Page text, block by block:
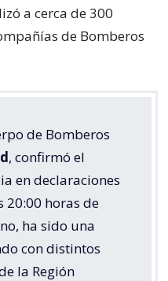
a cerca de 300
de Bomberos
de Bomberos
, confirmó el
en declaraciones
20:00 horas de
ha sido una
con distintos
la Región